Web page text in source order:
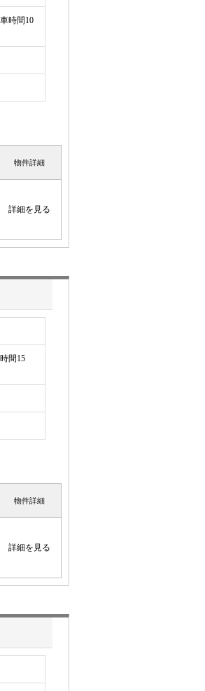
時間10
物件詳細
詳細を見る
間15
物件詳細
詳細を見る